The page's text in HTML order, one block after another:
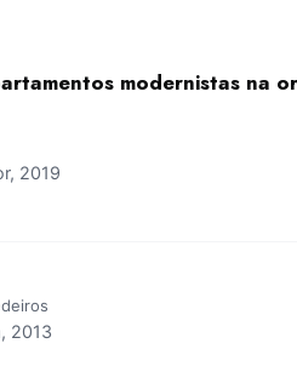
modernistas na
2019
2013